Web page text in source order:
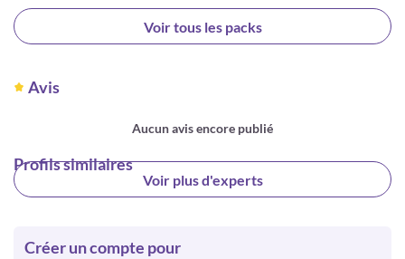
Choisir
Voir tous les packs
Avis
Aucun avis encore publié
Profils similaires
Voir plus d'experts
Créer un compte pour